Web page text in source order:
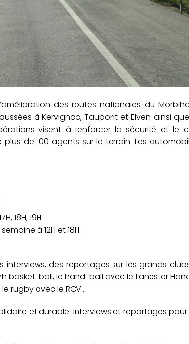
des routes nationales du
à Kervignac, Taupont et Elven, ainsi
visent à renforcer la sécurité et le
de 100 agents sur le terrain. Les
18H, 19H.
à 12H et 18H.
interviews, des reportages sur les grands
basket-ball, le hand-ball avec le Lanester
rugby avec le RCV…
et durable. Interviews et reportages